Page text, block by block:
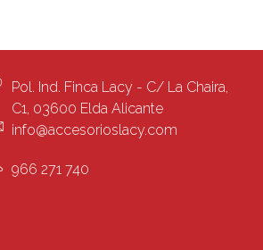
Pol. Ind. Finca Lacy - C/ La Chaira,
C1, 03600 Elda Alicante
info@accesorioslacy.com
966 271 740